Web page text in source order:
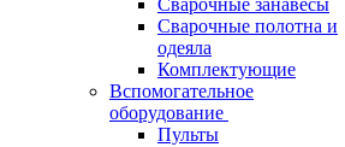
Сварочные занавесы
Сварочные полотна и
одеяла
Комплектующие
Вспомогательное
оборудование
Пульты